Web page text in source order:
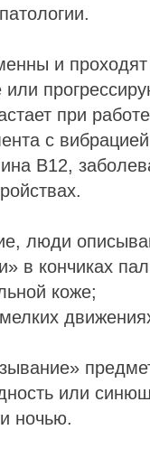
и
или
при
с
B12,
люди
в кончиках
коже;
или
ночью.